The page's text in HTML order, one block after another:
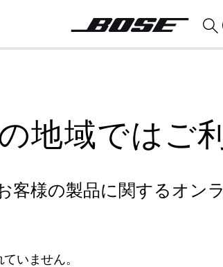
地域ではご
客様の製品に関するオン
いません。